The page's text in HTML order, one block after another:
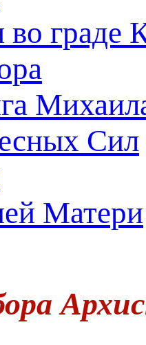
граде
Матери